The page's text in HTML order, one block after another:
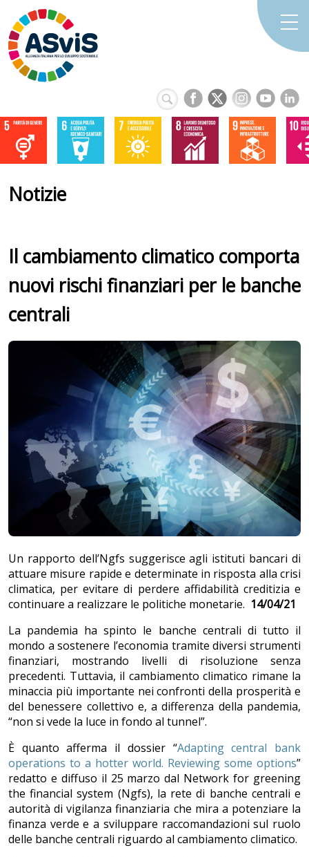
Notizie
Il cambiamento climatico comporta
nuovi rischi finanziari per le banche
centrali
Un rapporto dell’Ngfs suggerisce agli istituti bancari di
attuare misure rapide e determinate in risposta alla crisi
climatica, per evitare di perdere affidabilità creditizia e
continuare a realizzare le politiche monetarie. 14/04/21
La pandemia ha spinto le banche centrali di tutto il
mondo a sostenere l’economia tramite diversi strumenti
finanziari, mostrando livelli di risoluzione senza
precedenti. Tuttavia, il cambiamento climatico rimane la
minaccia più importante nei confronti della prosperità e
del benessere collettivo e, a differenza della pandemia,
“non si vede la luce in fondo al tunnel”.
È quanto afferma il dossier “Adapting central bank
operations to a hotter world. Reviewing some options”
redatto e diffuso il 25 marzo dal Network for greening
the financial system (Ngfs), la rete di banche centrali e
autorità di vigilanza finanziaria che mira a potenziare la
finanza verde e a sviluppare raccomandazioni sul ruolo
delle banche centrali riguardo al cambiamento climatico.